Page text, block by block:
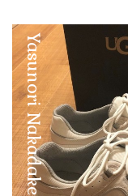
Yasunori Nakadake